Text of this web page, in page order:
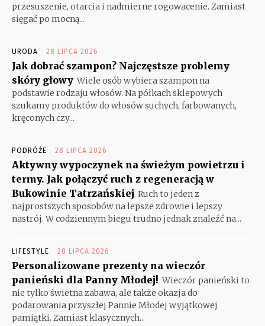
przesuszenie, otarcia i nadmierne rogowacenie. Zamiast
sięgać po mocną...
URODA 28 LIPCA 2026
Jak dobrać szampon? Najczęstsze problemy
skóry głowy Wiele osób wybiera szampon na
podstawie rodzaju włosów. Na półkach sklepowych
szukamy produktów do włosów suchych, farbowanych,
kręconych czy...
PODRÓŻE 28 LIPCA 2026
Aktywny wypoczynek na świeżym powietrzu i
termy. Jak połączyć ruch z regeneracją w
Bukowinie Tatrzańskiej Ruch to jeden z
najprostszych sposobów na lepsze zdrowie i lepszy
nastrój. W codziennym biegu trudno jednak znaleźć na...
LIFESTYLE 28 LIPCA 2026
Personalizowane prezenty na wieczór
panieński dla Panny Młodej! Wieczór panieński to
nie tylko świetna zabawa, ale także okazja do
podarowania przyszłej Pannie Młodej wyjątkowej
pamiątki. Zamiast klasycznych...